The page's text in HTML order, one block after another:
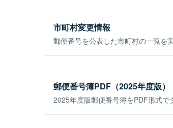
市町村変更情報
郵便番号を公表した市町村の一覧を
郵便番号簿PDF（2025年度版）
2025年度版郵便番号簿をPDF形式で